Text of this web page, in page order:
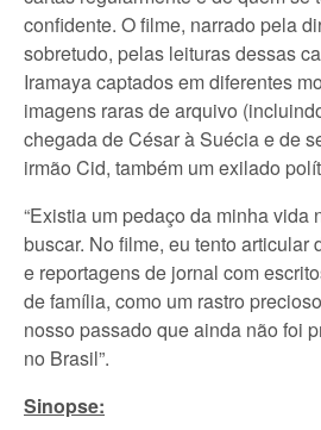
confidente. O filme, narrado pela
sobretudo, pelas leituras dessas
Iramaya captados em diferentes
imagens raras de arquivo
chegada de César à Suécia e de
irmão Cid, também um exilado
“Existia um pedaço da minha vida
buscar. No filme, eu tento articular
e reportagens de jornal com
de família, como um rastro
nosso passado que ainda não foi
no Brasil”.
Sinopse: